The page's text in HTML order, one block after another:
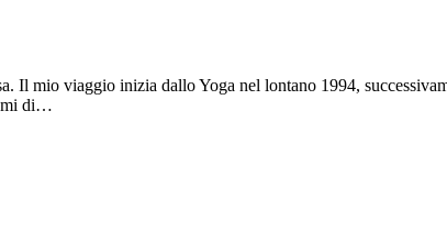
Il mio viaggio inizia dallo Yoga nel lontano 1994,
di…